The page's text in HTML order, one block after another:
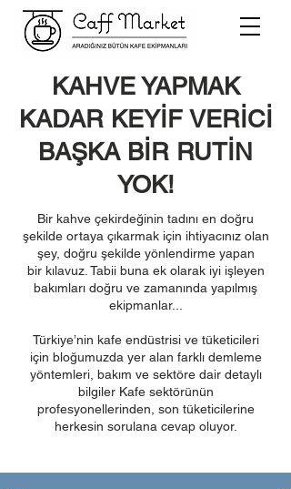
KAHVE YAPMAK
KADAR KEYİF VERİCİ
BAŞKA BİR RUTİN
YOK!
Bir kahve çekirdeğinin tadını en doğru
şekilde ortaya çıkarmak için ihtiyacınız olan
şey, doğru şekilde yönlendirme yapan
bir kılavuz. Tabii buna ek olarak iyi işleyen
bakımları doğru ve zamanında yapılmış
ekipmanlar...
Türkiye’nin kafe endüstrisi ve tüketicileri
için bloğumuzda yer alan farklı demleme
yöntemleri, bakım ve sektöre dair detaylı
bilgiler Kafe sektörünün
profesyonellerinden, son tüketicilerine
herkesin sorulana cevap oluyor.